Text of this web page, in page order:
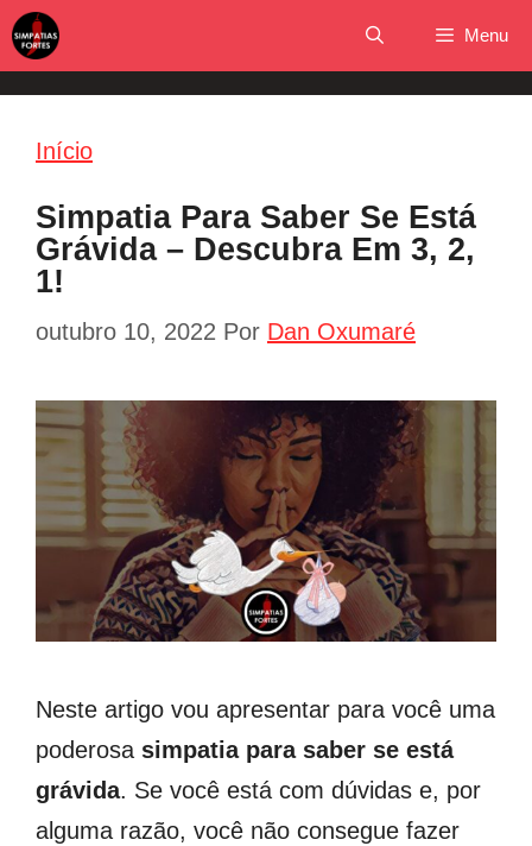
Pular
para
o
conteúdo
Menu
Início
Simpatia Para Saber Se Está
Grávida – Descubra Em 3, 2,
1!
outubro 10, 2022 Por Dan Oxumaré
Neste artigo vou apresentar para você uma
poderosa simpatia para saber se está
grávida. Se você está com dúvidas e, por
alguma razão, você não consegue fazer